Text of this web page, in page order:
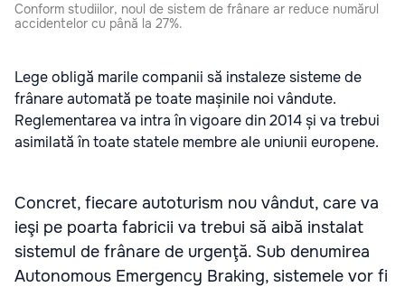
Conform studiilor, noul de sistem de frânare ar reduce numărul
accidentelor cu până la 27%.
Lege obligă marile companii să instaleze sisteme de
frânare automată pe toate mașinile noi vândute.
Reglementarea va intra în vigoare din 2014 și va trebui
asimilată în toate statele membre ale uniunii europene.
Concret, fiecare autoturism nou vândut, care va
ieşi pe poarta fabricii va trebui să aibă instalat
sistemul de frânare de urgenţă. Sub denumirea
Autonomous Emergency Braking, sistemele vor fi